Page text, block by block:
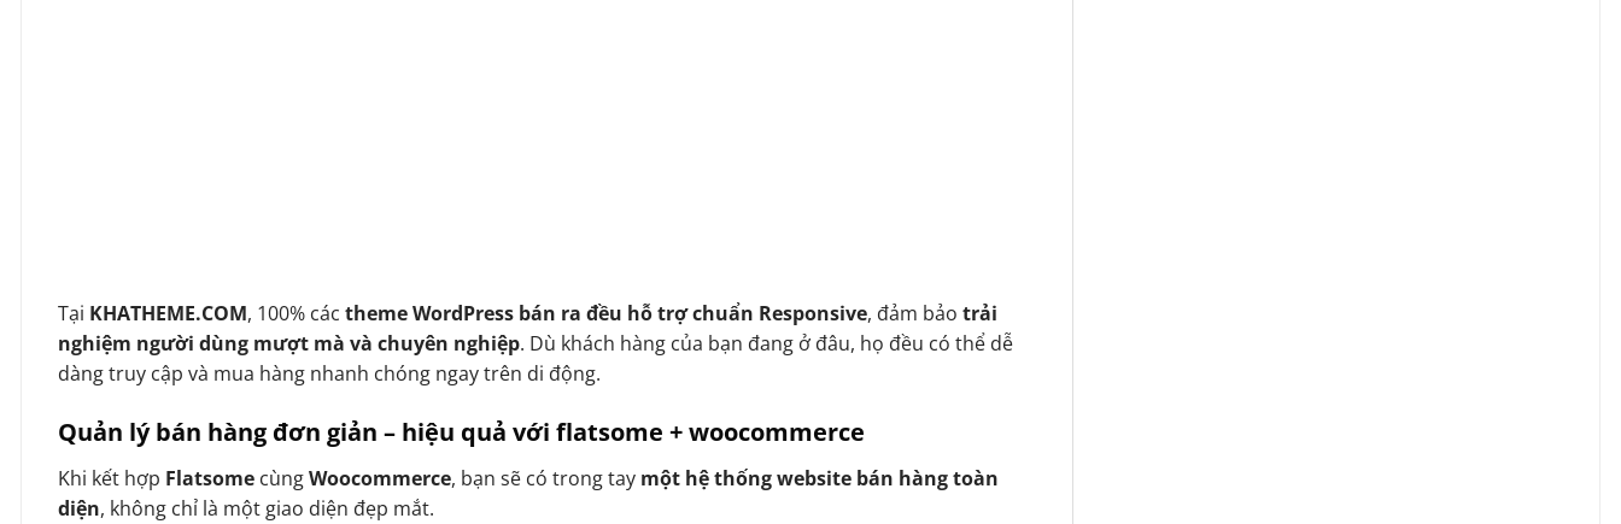
Tại KHATHEME.COM, 100% các theme WordPress bán ra đều hỗ trợ chuẩn Responsive, đảm bảo trải
nghiệm người dùng mượt mà và chuyên nghiệp. Dù khách hàng của bạn đang ở đâu, họ đều có thể dễ
dàng truy cập và mua hàng nhanh chóng ngay trên di động.
Quản lý bán hàng đơn giản – hiệu quả với flatsome + woocommerce
Khi kết hợp Flatsome cùngWoocommerce, bạn sẽ có trong tay một hệ thống website bán hàng toàn
diện, không chỉ là một giao diện đẹp mắt.